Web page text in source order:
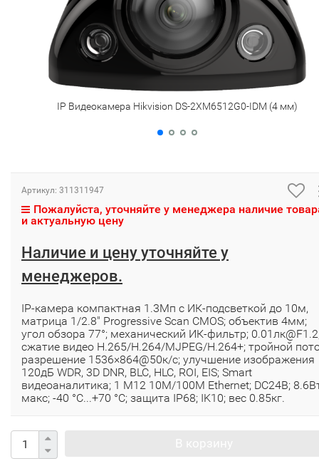
IP Видеокамера Hikvision DS-2XM6512G0-IDM (4 мм)
Артикул: 311311947
Пожалуйста, уточняйте у менеджера наличие
и актуальную цену
Наличие и цену уточняйте у
менеджеров.
IP-камера компактная 1.3Мп с ИК-подсветкой до 10м,
матрица 1/2.8" Progressive Scan CMOS; объектив 4мм;
угол обзора 77°; механический ИК-фильтр;
сжатие видео H.265/H.264/MJPEG/H.264+; тройной
разрешение 1536×864@50к/с; улучшение изображения
120дБ WDR, 3D DNR, BLC, HLC, ROI, EIS; Smart
видеоаналитика; 1 M12 10M/100M Ethernet; DC24В;
макс; -40 °C...+70 °C; защита IP68; IK10; вес 0.85кг.